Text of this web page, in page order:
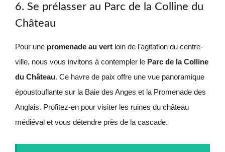
6. Se prélasser au Parc de la Colline du
Château
Pour une promenade au vert loin de l’agitation du centre-
ville, nous vous invitons à contempler le Parc de la Colline
du Château. Ce havre de paix offre une vue panoramique
époustouflante sur la Baie des Anges et la Promenade des
Anglais. Profitez-en pour visiter les ruines du château
médiéval et vous détendre près de la cascade.